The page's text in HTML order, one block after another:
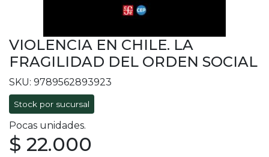
VIOLENCIA EN CHILE. LA
FRAGILIDAD DEL ORDEN SOCIAL
SKU: 9789562893923
Stock por sucursal
Pocas unidades.
$ 22.000